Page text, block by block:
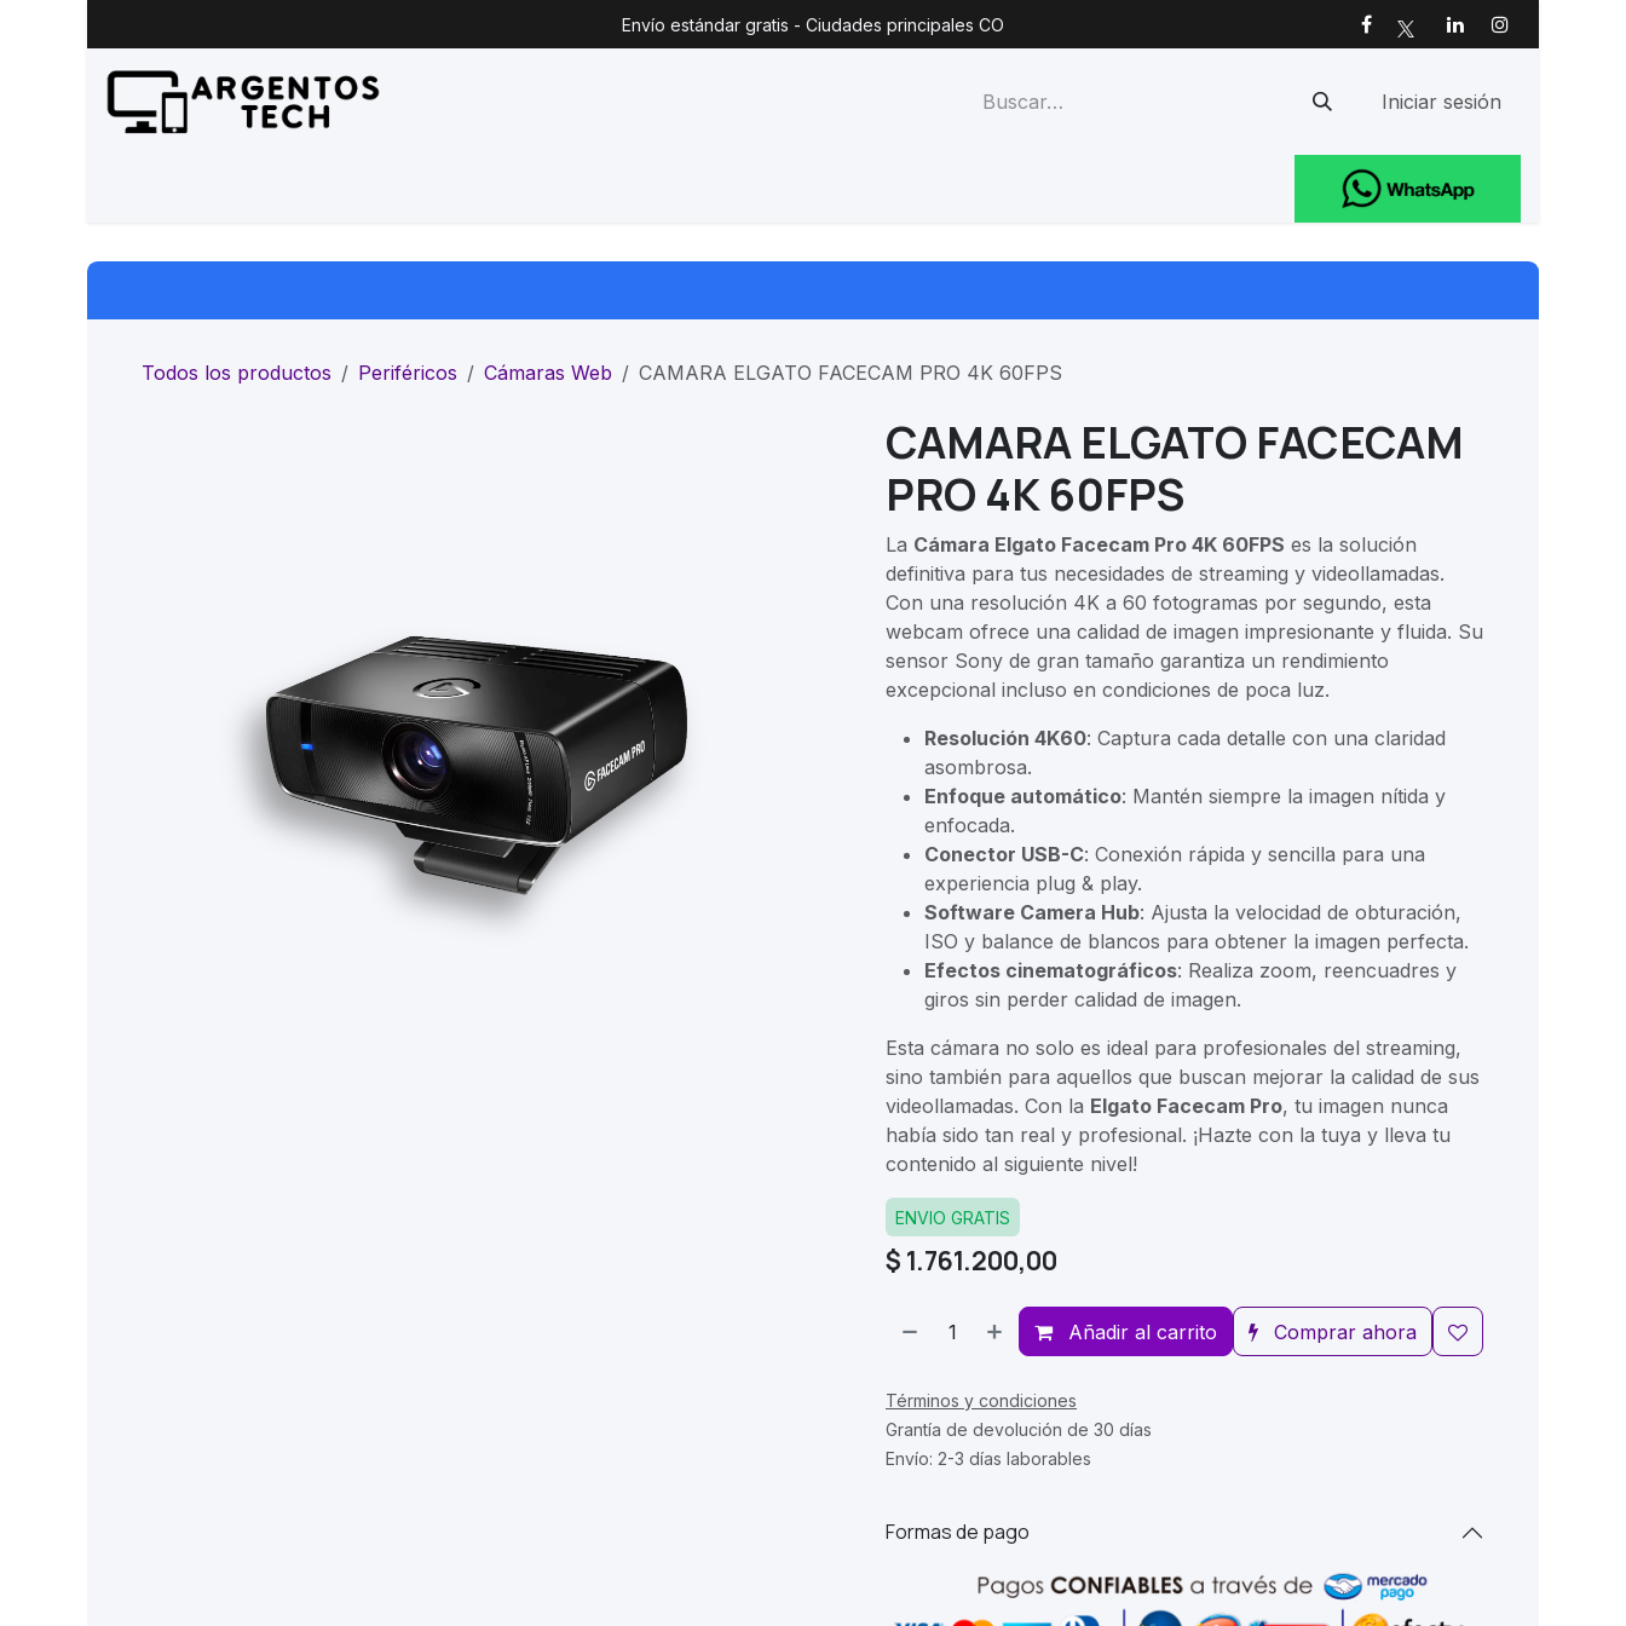
Envío estándar gratis - Ciudades principales CO
Iniciar sesión
Todos los productos Periféricos Cámaras Web CAMARA ELGATO FACECAM PRO 4K 60FPS
CAMARA ELGATO FACECAM
PRO 4K 60FPS
La Cámara Elgato Facecam Pro 4K 60FPS es la solución
definitiva para tus necesidades de streaming y videollamadas.
Con una resolución 4K a 60 fotogramas por segundo, esta
webcam ofrece una calidad de imagen impresionante y fluida. Su
sensor Sony de gran tamaño garantiza un rendimiento
excepcional incluso en condiciones de poca luz.
Resolución 4K60: Captura cada detalle con una claridad
asombrosa.
Enfoque automático: Mantén siempre la imagen nítida y
enfocada.
Conector USB-C: Conexión rápida y sencilla para una
experiencia plug & play.
Software Camera Hub: Ajusta la velocidad de obturación,
ISO y balance de blancos para obtener la imagen perfecta.
Efectos cinematográficos: Realiza zoom, reencuadres y
giros sin perder calidad de imagen.
Esta cámara no solo es ideal para profesionales del streaming,
sino también para aquellos que buscan mejorar la calidad de sus
videollamadas. Con la Elgato Facecam Pro, tu imagen nunca
había sido tan real y profesional. ¡Hazte con la tuya y lleva tu
contenido al siguiente nivel!
ENVIO GRATIS
$ 1.761.200,00
Añadir al carrito Comprar ahora
Términos y condiciones
Grantía de devolución de 30 días
Envío: 2-3 días laborables
Formas de pago